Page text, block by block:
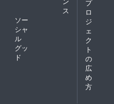
ス
ソー
シャ
ル
グッ
ド
プ
ロ
ジ
ェ
ク
ト
の
広
め
方